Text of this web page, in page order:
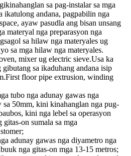
sa pag-instalar sa mga
ikatulong andana, pagpabilin nga
ayaw pasudla ang bisan unsang
materyal nga preparasyon nga
sa hilaw nga materyales ug
sa mga hilaw nga materyales.
mixer ug electric sieve.Usa ka
sa ikaduhang andana isip
floor pipe extrusion, winding
tubo nga adunay gawas nga
sa 50mm, kini kinahanglan nga pug-
kini nga lebel sa operasyon
gitas-on sumala sa mga
adunay gawas nga diyametro nga
nga gitas-on mga 13-15 metros;